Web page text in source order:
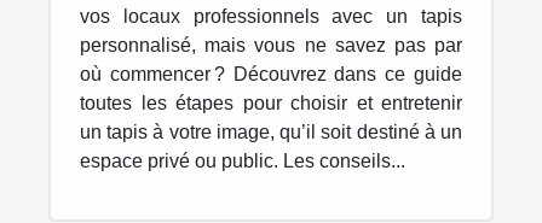
vos locaux professionnels avec un tapis
personnalisé, mais vous ne savez pas par
où commencer ? Découvrez dans ce guide
toutes les étapes pour choisir et entretenir
un tapis à votre image, qu’il soit destiné à un
espace privé ou public. Les conseils...